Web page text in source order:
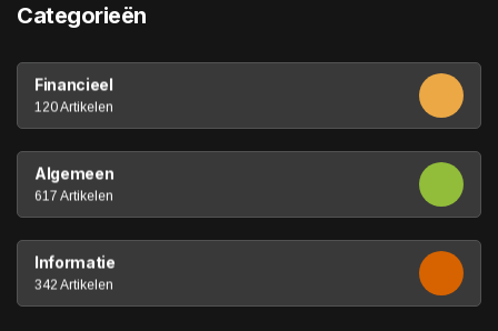
Categorieën
Financieel
120 Artikelen
Algemeen
617 Artikelen
Informatie
342 Artikelen